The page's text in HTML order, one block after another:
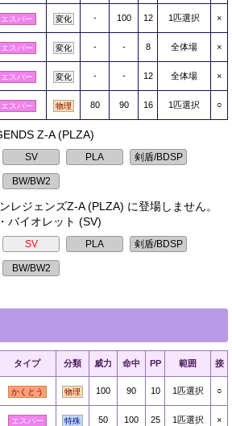
エスパー 変化 - 100 12 1匹選択 ×
エスパー 変化 - - 8 全体場 ×
エスパー 変化 - - 12 全体場 ×
エスパー 物理 80 90 16 1匹選択 ○
Z-A (PLZA)
レジェンズZ-A (PLZA) に登場しません。
バイオレット (SV)
タイプ 分類 威力 命中 PP 範囲 接
かくとう 物理 100 90 10 1匹選択 ○
エスパー 特殊 50 100 25 1匹選択 ×